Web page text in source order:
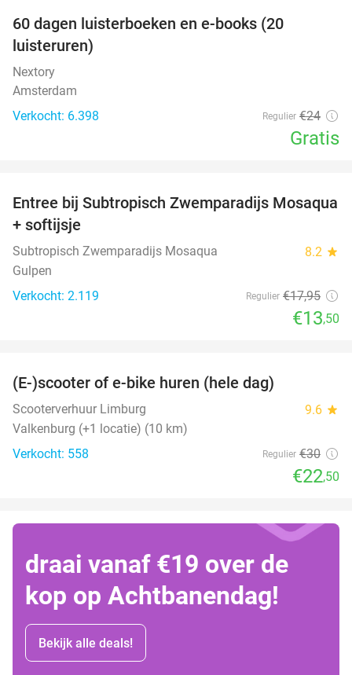
60 dagen luisterboeken en e-books (20
luisteruren)
Nextory
Amsterdam
Verkocht: 6.398
Regulier €24
Gratis
25%
Entree bij Subtropisch Zwemparadijs Mosaqua
+ softijsje
Subtropisch Zwemparadijs Mosaqua 8.2 star
Gulpen
Verkocht: 2.119
Regulier €17,95
€13,50
(E-)scooter of e-bike huren (hele dag)
Scooterverhuur Limburg 9.6 star
Valkenburg (+1 locatie) (10 km)
Verkocht: 558
Regulier €30
€22,50
draai vanaf €19 over de
kop op Achtbanendag!
Bekijk alle deals!